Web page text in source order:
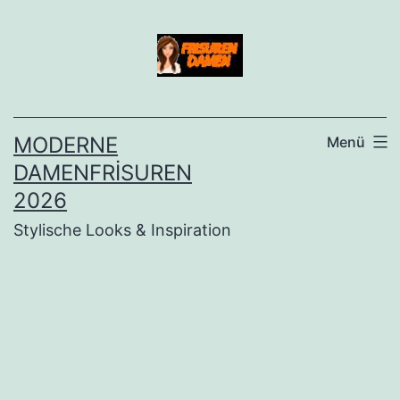
MODERNE
DAMENFRISUREN
2026
Stylische Looks & Inspiration
Menü